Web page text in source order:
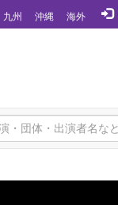
九州 沖縄 海外